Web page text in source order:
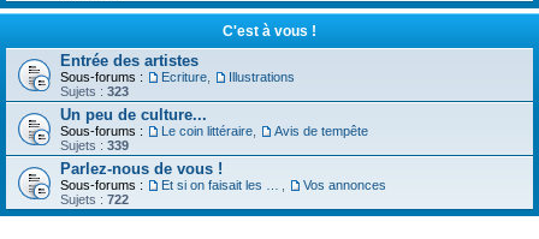
C'est à vous !
Entrée des artistes
Sous-forums : Ecriture
Illustrations
Sujets : 323
Un peu de culture...
Sous-forums : Le coin littéraire
Avis de tempête
Sujets : 339
Parlez-nous de vous !
Sous-forums :
Vos annonces
Sujets : 722